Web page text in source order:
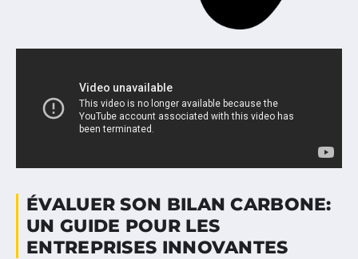
ÉVALUER SON BILAN CARBONE:
UN GUIDE POUR LES
ENTREPRISES INNOVANTES